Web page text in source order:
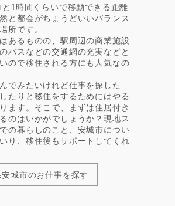
1時間くらいで移動できる距離
と都会がちょうどいいバランス
所です。
あるものの、駅周辺の商業施設
バスなどの交通網の充実などと
ので移住される方にも人気なの
でみたいけれど仕事を探した
たりと移住をするためにはやる
ます。そこで、まずは住居付き
のはいかがでしょうか？現地ス
の暮らしのこと、安城市につい
り、移住後もサポートしてくれ
城市のお仕事を探す